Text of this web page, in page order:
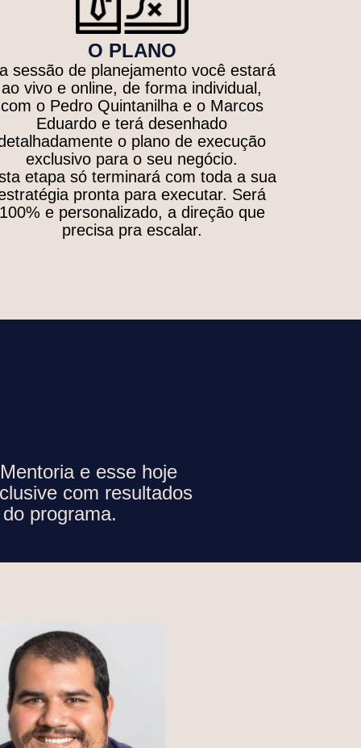
O PLANO
sessão de planejamento você estará
ao vivo e online, de forma individual,
com o Pedro Quintanilha e o Marcos
Eduardo e terá desenhado
o plano de execução
exclusivo para o seu negócio.
etapa só terminará com toda a sua
pronta para executar. Será
100% e personalizado, a direção que
precisa pra escalar.
e esse hoje
com resultados
programa.